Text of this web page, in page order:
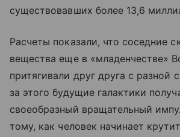
существовавших более 13,6
Расчеты показали, что соседние
вещества еще в «младенчестве»
притягивали друг друга с разной
за этого будущие галактики
своеобразный вращательный
тому, как человек начинает